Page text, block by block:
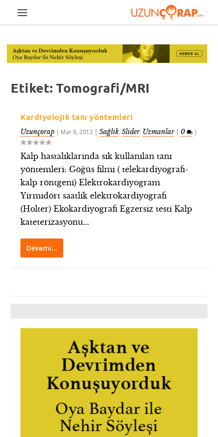
Etiket:Tomografi/MRI
Kardiyolojik tanı yöntemleri
Uzunçorap | Mar 8, 2012 |Sağlık,Slider, Uzmanlar| 0 |
Kalp hastalıklarında sık kullanılan tanı
yöntemleri: Göğüs filmi ( telekardiyografi-
kalp röntgeni) Elektrokardiyogram
Yirmidört saatlik elektrokardiyografi
(Holter) Ekokardiyografi Egzersiz testi Kalp
kateterizasyonu...
Devamı…